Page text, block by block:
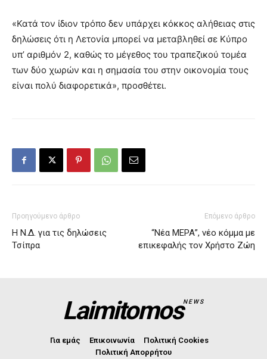
«Κατά τον ίδιον τρόπο δεν υπάρχει κόκκος αλήθειας στις
δηλώσεις ότι η Λετονία μπορεί να μεταβληθεί σε Κύπρο
υπ’ αριθμόν 2, καθώς το μέγεθος του τραπεζικού τομέα
των δύο χωρών και η σημασία του στην οικονομία τους
είναι πολύ διαφορετικά», προσθέτει.
Προηγούμενο άρθρο
Η Ν.Δ. για τις δηλώσεις
Τσίπρα
Επόμενο άρθρο
“Νέα ΜΕΡΑ”, νέο κόμμα με
επικεφαλής τον Χρήστο Ζώη
LaimitomosNEWS
Για εμάς Επικοινωνία
Πολιτική Cookies
Πολιτική Απορρήτου